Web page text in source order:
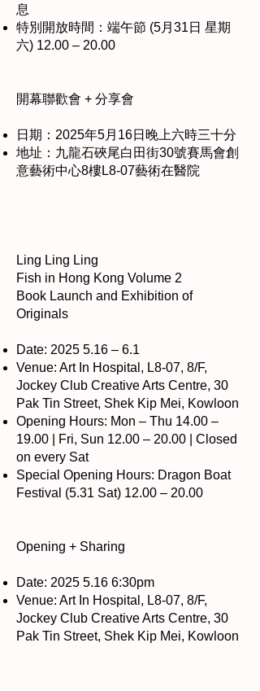
息
特別開放時間：端午節 (5月31日 星期
六) 12.00 – 20.00
開幕聯歡會 + 分享會
日期：2025年5月16日晚上六時三十分
地址：九龍石硤尾白田街30號賽馬會創
意藝術中心8樓L8-07藝術在醫院
Ling Ling Ling
Fish in Hong Kong Volume 2
Book Launch and Exhibition of
Originals
Date: 2025 5.16 – 6.1
Venue: Art In Hospital, L8-07, 8/F,
Jockey Club Creative Arts Centre, 30
Pak Tin Street, Shek Kip Mei, Kowloon
Opening Hours: Mon – Thu 14.00 –
19.00 | Fri, Sun 12.00 – 20.00 | Closed
on every Sat
Special Opening Hours: Dragon Boat
Festival (5.31 Sat) 12.00 – 20.00
Opening + Sharing
Date: 2025 5.16 6:30pm
Venue: Art In Hospital, L8-07, 8/F,
Jockey Club Creative Arts Centre, 30
Pak Tin Street, Shek Kip Mei, Kowloon